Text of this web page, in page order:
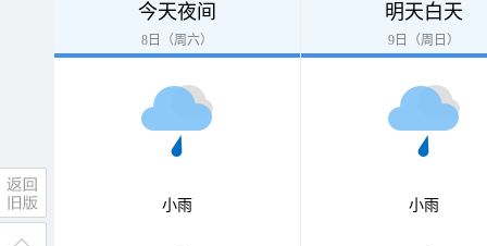
今天夜间
8日（周六）
小雨
明天白天
9日（周日）
小雨